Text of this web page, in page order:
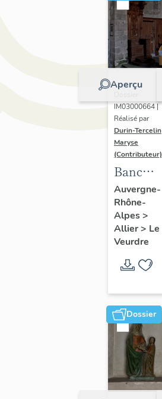
Aperçu
IM03000664 |
Réalisé par
Durin-Tercelin
Maryse
(Contributeur)
Banc
d'oeuvre
dit
Siège
du
prieur
de
Dame
de
Lorette
Auvergne-
Rhône-
Alpes>
Allier> Le
Veurdre
Dossier